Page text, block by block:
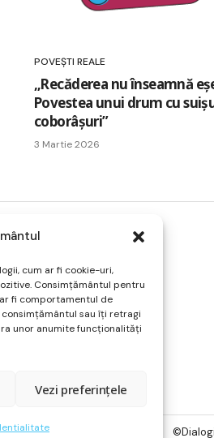
cum ar fi cookie-uri,
Consimțământul pentru
fi comportamentul de
sau îți retragi
unor anumite funcționalități
Vezi preferințele
POVEȘTI REALE
„Recăderea nu înseamnă
Povestea unui drum cu
coborâșuri”
3 Martie 2026